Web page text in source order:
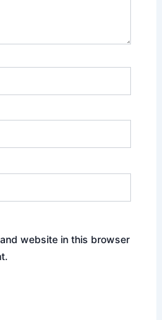
website in this browser